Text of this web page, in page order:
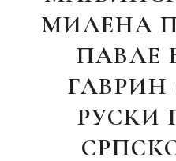
МИЛЕНА
ПАВЛЕ
ГАВРИН
РУСКИ